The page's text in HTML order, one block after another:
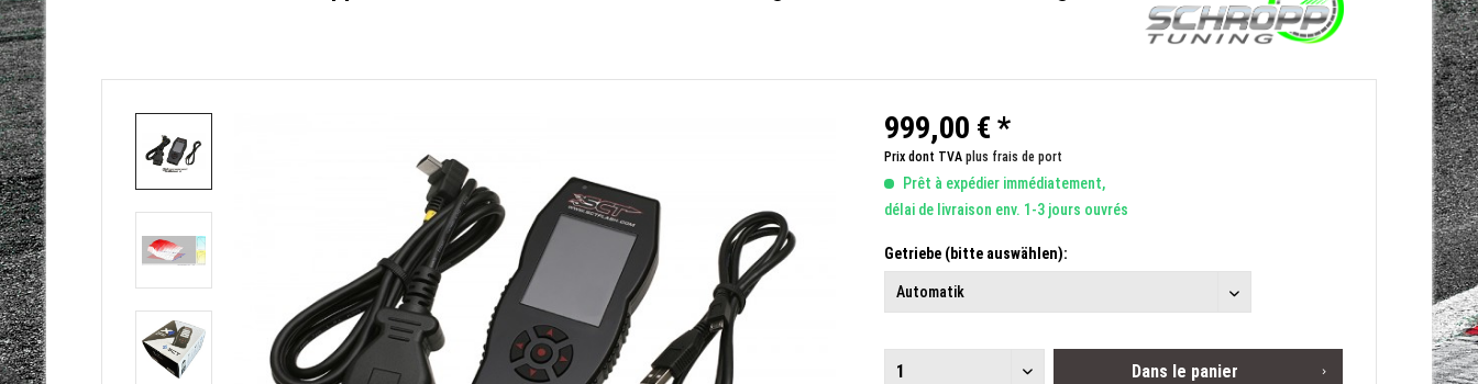
999,00 € *
Prix dont TVA plus frais de port
Prêt à expédier immédiatement,
délai de livraison env. 1-3 jours ouvrés
Getriebe (bitte auswählen):
Dans le panier